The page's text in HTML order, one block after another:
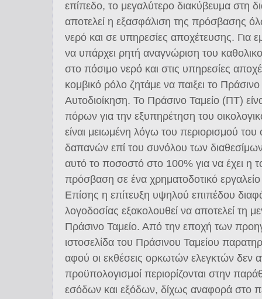
επίπεδο, το μεγαλύτερο διακύβευμα στη
αποτελεί η εξασφάλιση της πρόσβασης
νερό και σε υπηρεσίες αποχέτευσης. Για
να υπάρχει ρητή αναγνώριση του
στο πόσιμο νερό και στις υπηρεσίες
κομβικό ρόλο ζητάμε να παιξει το
Αυτοδιοίκηση. Το Πράσινο Ταμείο (ΠΤ)
πόρων για την εξυπηρέτηση του
είναι μειωμένη λόγω του περιορισμού του
δαπανών επί του συνόλου των
αυτό το ποσοστό στο 100% για να έχει η
πρόσβαση σε ένα χρηματοδοτικό
Επίσης η επίτευξη υψηλού επιπέδου
λογοδοσίας εξακολουθεί να αποτελεί τη
Πράσινο Ταμείο. Από την εποχή των
ιστοσελίδα του Πράσινου Ταμείου
αφού οι εκθέσεις ορκωτών ελεγκτών δεν
προϋπολογισμοί περιορίζονται στην
εσόδων και εξόδων, δίχως αναφορά στο